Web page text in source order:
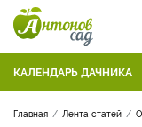
КАЛЕНДАРЬ ДАЧНИКА
Главная Лента статей